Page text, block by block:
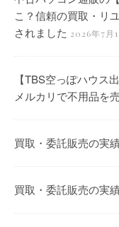
こ？信頼の買取・リ
されました 2026年7月
【TBS空っぽハウス
メルカリで不用品を
買取・委託販売の実
買取・委託販売の実